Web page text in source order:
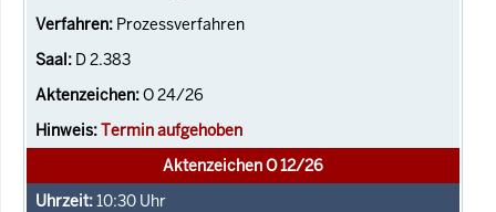
Prozessverfahren
D 2.383
O 24/26
Termin aufgehoben
Aktenzeichen O 12/26
10:30 Uhr